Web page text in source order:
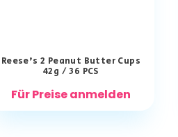
Reese’s 2 Peanut Butter Cups
42g / 36 PCS
Für Preise anmelden